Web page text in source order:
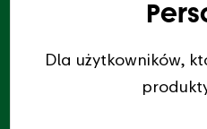
Dla użytkowników,